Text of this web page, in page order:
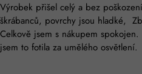
Výrobek přišel celý a bez
škrábanců, povrchy jsou hladké,
Celkově jsem s nákupem
jsem to fotila za umělého osvětlení.